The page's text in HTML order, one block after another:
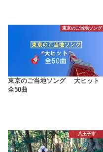
東京のご当地ソング
東京のご当地ソング 大ヒット
全50曲
八王子市